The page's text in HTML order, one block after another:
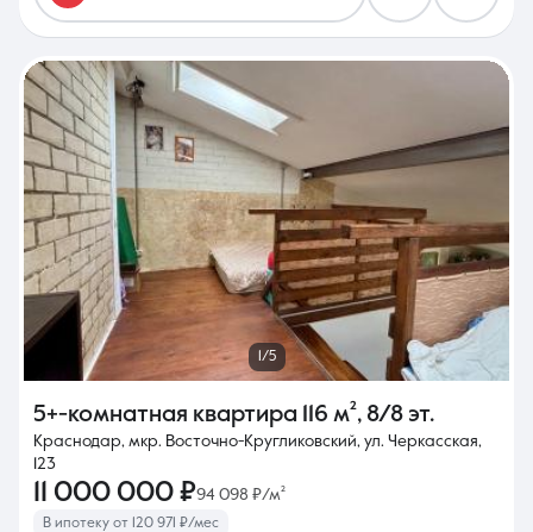
1/5
5+-комнатная квартира 116 м², 8/8 эт.
Краснодар, мкр. Восточно-Кругликовский, ул. Черкасская,
123
11 000 000 ₽94 098 ₽/м²
В ипотеку от 120 971 ₽/мес